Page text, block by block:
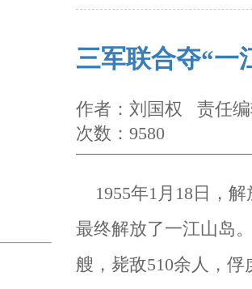
三军联合夺“一
作者：刘国权 责任
次数：9580
1955年1 月 18 日，
最终解放了一江山岛
艘，毙敌510余人，俘